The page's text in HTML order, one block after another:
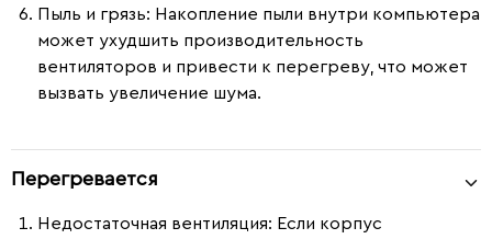
Пыль и грязь: Накопление пыли внутри компьютера
может ухудшить производительность
вентиляторов и привести к перегреву, что может
вызвать увеличение шума.
Перегревается
Недостаточная вентиляция: Если корпус